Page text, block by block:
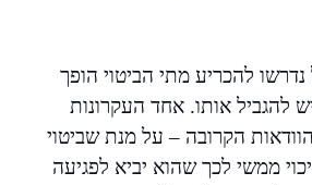
להכריע מתי הביטוי הופך
להגביל אותו. אחד העקרונות
הקרובה – על מנת שביטוי
ממשי לכך שהוא יביא לפגיעה